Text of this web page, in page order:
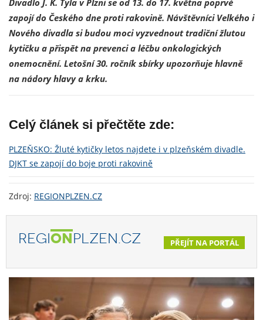
Divadlo J. K. Tyla v Plzni se od 13. do 17. května poprvé
zapojí do Českého dne proti rakovině. Návštěvníci Velkého i
Nového divadla si budou moci vyzvednout tradiční žlutou
kytičku a přispět na prevenci a léčbu onkologických
onemocnění. Letošní 30. ročník sbírky upozorňuje hlavně
na nádory hlavy a krku.
Celý článek si přečtěte zde:
PLZEŇSKO: Žluté kytičky letos najdete i v plzeňském divadle.
DJKT se zapojí do boje proti rakovině
Zdroj: REGIONPLZEN.CZ
REGIONPLZEN.CZ PŘEJÍT NA PORTÁL